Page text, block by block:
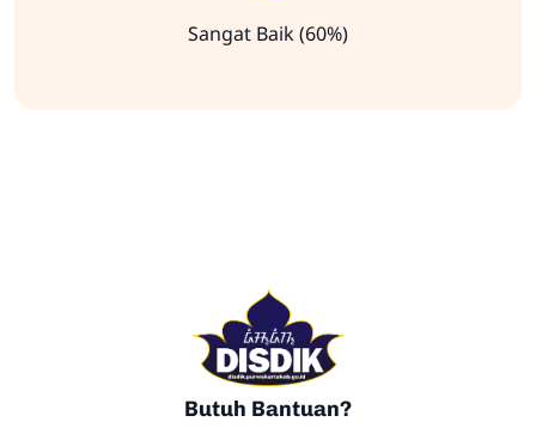
Sangat Baik (60%)
Butuh Bantuan?